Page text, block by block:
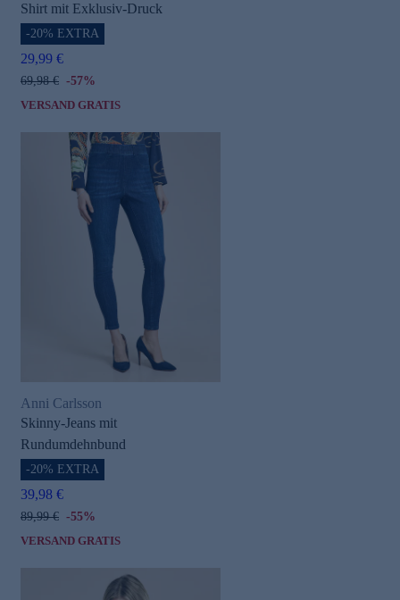
Shirt mit Exklusiv-Druck
-20% EXTRA
29,99 €
69,98 € -57%
VERSAND GRATIS
Anni Carlsson
Skinny-Jeans mit
Rundumdehnbund
-20% EXTRA
39,98 €
89,99 € -55%
VERSAND GRATIS